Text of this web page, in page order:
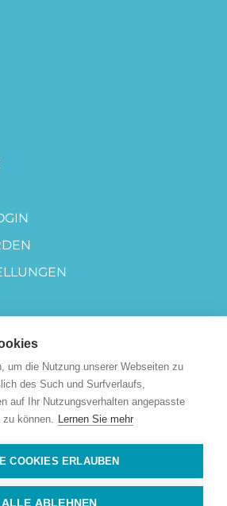
um die Nutzung unserer Webseiten zu
des Such und Surfverlaufs,
auf Ihr Nutzungsverhalten angepasste
zu können. Lernen Sie mehr
COOKIES ERLAUBEN
ALLE ABLEHNEN